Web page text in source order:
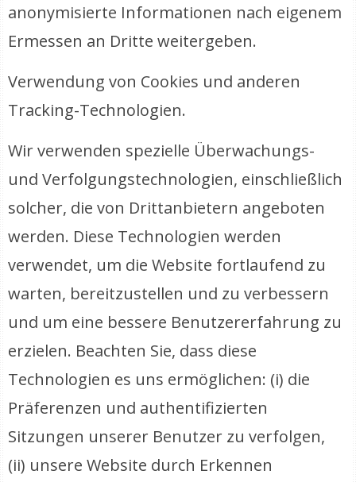
anonymisierte Informationen nach eigenem
Ermessen an Dritte weitergeben.
Verwendung von Cookies und anderen
Tracking-Technologien.
Wir verwenden spezielle Überwachungs-
und Verfolgungstechnologien, einschließlich
solcher, die von Drittanbietern angeboten
werden. Diese Technologien werden
verwendet, um die Website fortlaufend zu
warten, bereitzustellen und zu verbessern
und um eine bessere Benutzererfahrung zu
erzielen. Beachten Sie, dass diese
Technologien es uns ermöglichen: (i) die
Präferenzen und authentifizierten
Sitzungen unserer Benutzer zu verfolgen,
(ii) unsere Website durch Erkennen